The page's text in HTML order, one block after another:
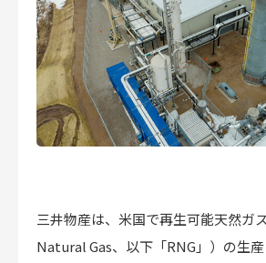
三井物産は、米国で再生可能天然ガ
Natural Gas、以下「RNG」）の生